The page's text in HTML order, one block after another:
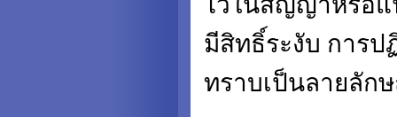
มีสิทธิ์ระงับ การป
ทราบเป็นลายลัก